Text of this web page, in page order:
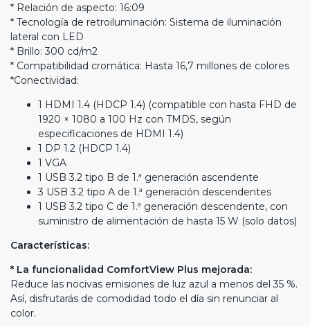
* Relación de aspecto: 16:09
* Tecnología de retroiluminación: Sistema de iluminación
lateral con LED
* Brillo: 300 cd/m2
* Compatibilidad cromática: Hasta 16,7 millones de colores
*Conectividad:
1 HDMI 1.4 (HDCP 1.4) (compatible con hasta FHD de
1920 × 1080 a 100 Hz con TMDS, según
especificaciones de HDMI 1.4)
1 DP 1.2 (HDCP 1.4)
1 VGA
1 USB 3.2 tipo B de 1.ª generación ascendente
3 USB 3.2 tipo A de 1.ª generación descendentes
1 USB 3.2 tipo C de 1.ª generación descendente, con
suministro de alimentación de hasta 15 W (solo datos)
Características:
* La funcionalidad ComfortView Plus mejorada:
Reduce las nocivas emisiones de luz azul a menos del 35 %.
Así, disfrutarás de comodidad todo el día sin renunciar al
color.